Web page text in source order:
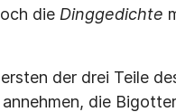
die Dinggedichte
der drei Teile
die